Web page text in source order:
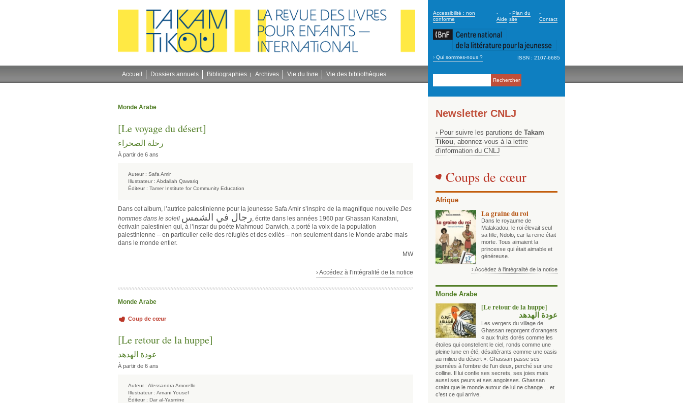
secondary_2
Accessibilité : non
conforme
-
Aide
-Plan du
site
-
Contact
Navigation
› Qui sommes-nous ? ISSN : 2107-6685
Accueil Dossiers annuels Bibliographies Archives Vie du livre Vie des bibliothèques
Monde Arabe
[Le voyage du désert]
رحلة الصحراء
À partir de 6 ans
Auteur : Safa Amir
Illustrateur : Abdallah Qawariq
Éditeur : Tamer Institute for Community Education
Dans cet album, l’autrice palestinienne pour la jeunesse Safa Amir s’inspire de la magnifique nouvelle Des
hommes dans le soleil رجال في الشمس, écrite dans les années 1960 par Ghassan Kanafani,
écrivain palestinien qui, à l’instar du poète Mahmoud Darwich, a porté la voix de la population
palestinienne – en particulier celle des réfugiés et des exilés – non seulement dans le Monde arabe mais
dans le monde entier.
MW
› Accédez à l'intégralité de la notice
Monde Arabe
Coup de cœur
[Le retour de la huppe]
عودة الهدهد
À partir de 6 ans
Auteur : Alessandra Amorello
Illustrateur : Amani Yousef
Éditeur : Dar al-Yasmine
Newsletter CNLJ
› Pour suivre les parutions de Takam
Tikou, abonnez-vous à la lettre
d'information du CNLJ
Coups de cœur
Afrique
La graine du roi
Dans le royaume de
Malakadou, le roi élevait seul
sa fille, Ndolo, car la reine était
morte. Tous aimaient la
princesse qui était aimable et
généreuse.
› Accédez à l'intégralité de la notice
Monde Arabe
[Le retour de la huppe]
عودة الهدهد
Les vergers du village de
Ghassan regorgent d’orangers
« aux fruits dorés comme les
étoiles qui constellent le ciel, ronds comme une
pleine lune en été, désaltérants comme une oasis
au milieu du désert ». Ghassan passe ses
journées à l’ombre de l’un deux, perché sur une
colline. Il lui confie ses secrets, ses joies mais
aussi ses peurs et ses angoisses. Ghassan
craint que le monde autour de lui ne change… et
c’est ce qui arrive.